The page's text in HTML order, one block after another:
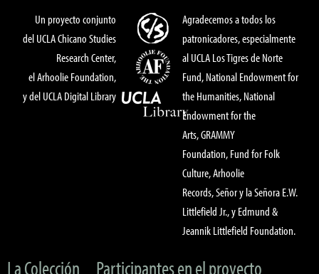
Un proyecto conjunto
del UCLA Chicano Studies
Research Center,
el Arhoolie Foundation,
y del UCLA Digital Library
Agradecemos a todos los
patronicadores, especialmente
al UCLA Los Tigres de Norte
Fund, National Endowment for
the Humanities, National
Endowment for the
Arts, GRAMMY
Foundation, Fund for Folk
Culture, Arhoolie
Records, Señor y la Señora E.W.
Littlefield Jr., y Edmund &
Jeannik Littlefield Foundation.
La Colección Participantes en el proyecto